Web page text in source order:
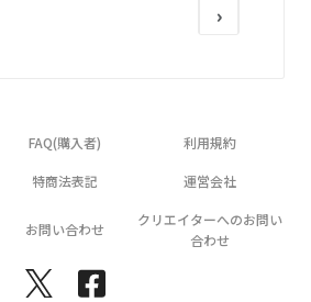
›
FAQ(購入者) 利用規約
特商法表記 運営会社
お問い合わせ
クリエイターへのお問い
合わせ